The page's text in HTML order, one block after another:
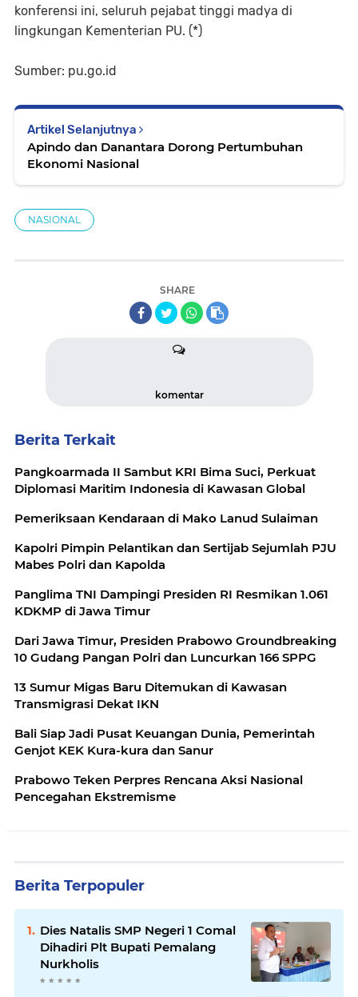
konferensi ini, seluruh pejabat tinggi madya di
lingkungan Kementerian PU. (*)
Sumber: pu.go.id
Artikel Selanjutnya
Apindo dan Danantara Dorong Pertumbuhan
Ekonomi Nasional
NASIONAL
SHARE
komentar
Berita Terkait
Pangkoarmada II Sambut KRI Bima Suci, Perkuat
Diplomasi Maritim Indonesia di Kawasan Global
Pemeriksaan Kendaraan di Mako Lanud Sulaiman
Kapolri Pimpin Pelantikan dan Sertijab Sejumlah PJU
Mabes Polri dan Kapolda
Panglima TNI Dampingi Presiden RI Resmikan 1.061
KDKMP di Jawa Timur
Dari Jawa Timur, Presiden Prabowo Groundbreaking
10 Gudang Pangan Polri dan Luncurkan 166 SPPG
13 Sumur Migas Baru Ditemukan di Kawasan
Transmigrasi Dekat IKN
Bali Siap Jadi Pusat Keuangan Dunia, Pemerintah
Genjot KEK Kura-kura dan Sanur
Prabowo Teken Perpres Rencana Aksi Nasional
Pencegahan Ekstremisme
Berita Terpopuler
Dies Natalis SMP Negeri 1 Comal
Dihadiri Plt Bupati Pemalang
Nurkholis